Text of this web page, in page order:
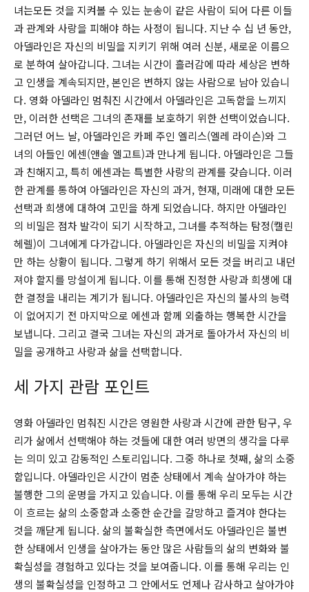
녀는모든 것을 지켜볼 수 있는 눈송이 같은 사람이 되어 다른 이들
과 관계와 사랑을 피해야 하는 사정이 됩니다. 지난 수 십 년 동안,
아델라인은 자신의 비밀을 지키기 위해 여러 신분, 새로운 이름으
로 분하여 살아갑니다. 그녀는 시간이 흘러감에 따라 세상은 변하
고 인생을 계속되지만, 본인은 변하지 않는 사람으로 남아 있습니
다. 영화 아델라인 멈춰진 시간에서 아델라인은 고독함을 느끼지
만, 이러한 선택은 그녀의 존재를 보호하기 위한 선택이었습니다.
그러던 어느 날, 아델라인은 카페 주인 엘리스(엘레 라이슨)와 그
녀의 아들인 에센(앤솔 엘고트)과 만나게 됩니다. 아델라인은 그들
과 친해지고, 특히 에센과는 특별한 사랑의 관계를 갖습니다. 이러
한 관계를 통하여 아델라인은 자신의 과거, 현재, 미래에 대한 모든
선택과 희생에 대하여 고민을 하게 되었습니다. 하지만 아델라인
의 비밀은 점차 발각이 되기 시작하고, 그녀를 추적하는 탐정(캘린
헤렐)이 그녀에게 다가갑니다. 아델라인은 자신의 비밀을 지켜야
만 하는 상황이 됩니다. 그렇게 하기 위해서 모든 것을 버리고 내던
져야 할지를 망설이게 됩니다. 이를 통해 진정한 사랑과 희생에 대
한 결정을 내리는 계기가 됩니다. 아델라인은 자신의 불사의 능력
이 없어지기 전 마지막으로 에센과 함께 외출하는 행복한 시간을
보냅니다. 그리고 결국 그녀는 자신의 과거로 돌아가서 자신의 비
밀을 공개하고 사랑과 삶을 선택합니다.
세 가지 관람 포인트
영화 아델라인 멈춰진 시간은 영원한 사랑과 시간에 관한 탐구, 우
리가 삶에서 선택해야 하는 것들에 대한 여러 방면의 생각을 다루
는 의미 있고 감동적인 스토리입니다. 그중 하나로 첫째, 삶의 소중
함입니다. 아델라인은 시간이 멈춘 상태에서 계속 살아가야 하는
불행한 그의 운명을 가지고 있습니다. 이를 통해 우리 모두는 시간
이 흐르는 삶의 소중함과 소중한 순간을 갈망하고 즐겨야 한다는
것을 깨닫게 됩니다. 삶의 불확실한 측면에서도 아델라인은 불변
한 상태에서 인생을 살아가는 동안 많은 사람들의 삶의 변화와 불
확실성을 경험하고 있다는 것을 보여줍니다. 이를 통해 우리는 인
생의 불확실성을 인정하고 그 안에서도 언제나 감사하고 살아가야